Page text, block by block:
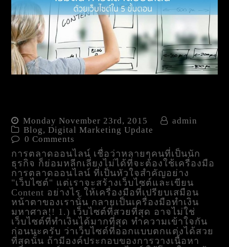
Monday November 23rd, 2015
admin
Blog,Digital Marketing Update
0 Comments
การตลาดออนไลน์ เชื่อว่าหลายๆคนที่เป็นนัก
ธุรกิจ ก็ย่อมหลีกเลี่ยงไม่ได้ที่จะต้องใช้เครื่องมือ
การตลาดออนไลน์ ที่เป็นหัวใจสำคัญอย่าง
"เว็บไซต์" แต่เราจะสร้างเว็บไซต์และเขียน
Content อย่างไร ให้เครื่องมือที่เปรียบเสมือน
หน้าตาของเรานั้น กลายเป็นเครื่องมือทำเงิน
มหาศาล!! 1.) เว็บไซต์ที่สวยที่สุด อาจไม่ใช่
เว็บไซต์ที่ทำเงินได้มากที่สุด ทำความเข้าใจกัน
ก่อนนะครับ ว่าเว็บไซต์ที่ออกแบบตกแต่งได้สวย
ที่สุดนั้น ถ้ามีองค์ประกอบของการวางเนื้อหา